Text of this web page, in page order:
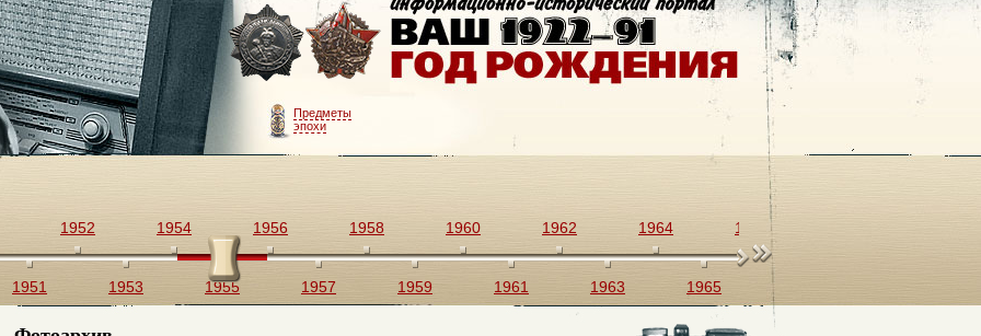
Предметы
эпохи
1951
1952
1953
1954
1955
1956
1957
1958
1959
1960
1961
1962
1963
1964
1965
1966